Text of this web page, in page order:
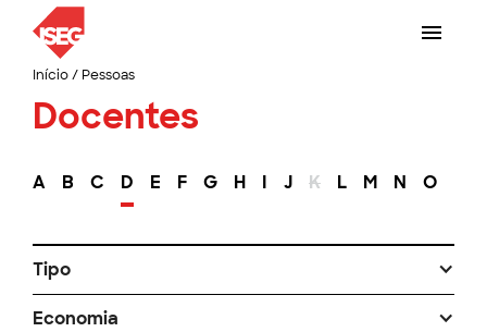
Início/ Pessoas
Docentes
A B C D E F G H I J K L M N O
Tipo
Economia